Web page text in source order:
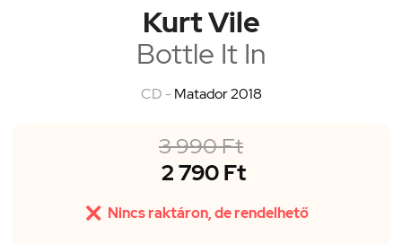
Kurt Vile
Bottle It In
CD -Matador 2018
3 990 Ft
2 790 Ft
 Nincs raktáron, de rendelhető